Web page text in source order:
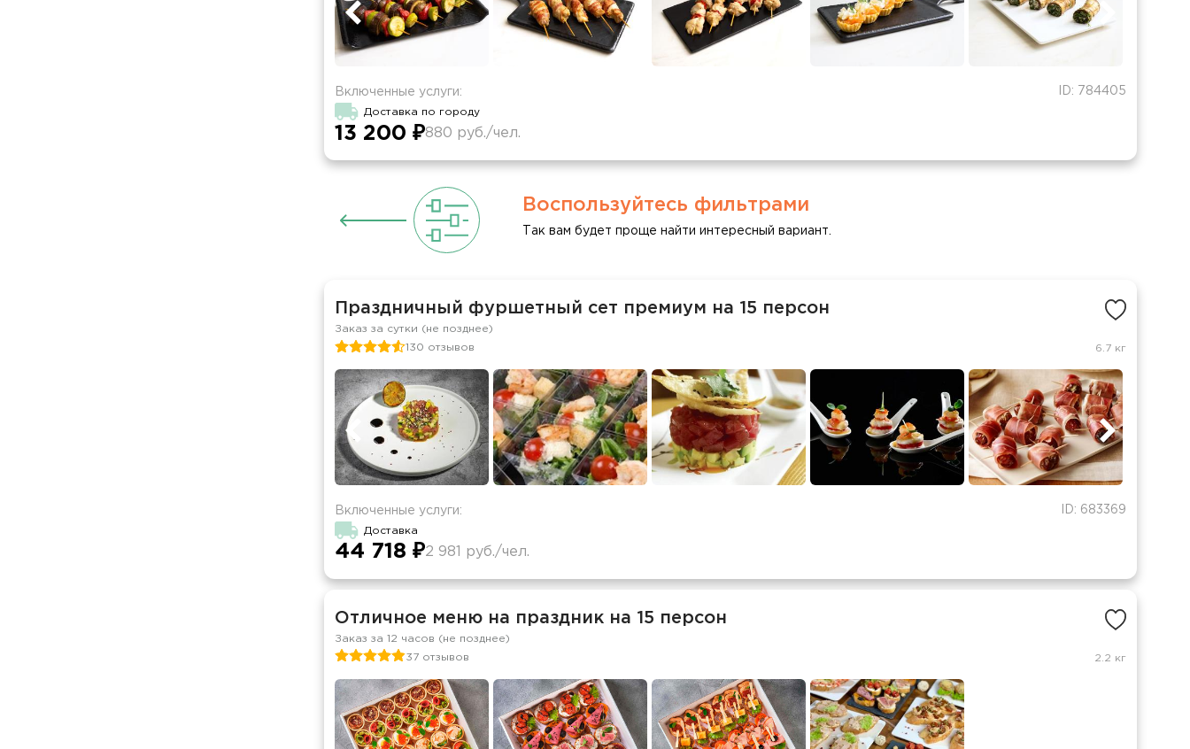
ID: 784405
Включенные услуги:
Доставка по городу
13 200 ₽880 руб./чел.
Воспользуйтесь фильтрами
Так вам будет проще найти интересный вариант.
Праздничный фуршетный сет премиум на 15 персон
Заказ за сутки (не позднее)
130 отзывов
6.7 кг
ID: 683369
Включенные услуги:
Доставка
44 718 ₽2 981 руб./чел.
Отличное меню на праздник на 15 персон
Заказ за 12 часов (не позднее)
37 отзывов
2.2 кг